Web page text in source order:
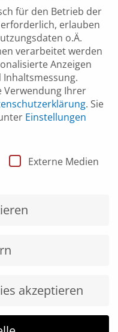
Böblingen
für den Betrieb der
erlauben
o.Ä.
verarbeitet werden
Anzeigen
Ihrer
. Sie
Einstellungen
Externe Medien
akzeptieren